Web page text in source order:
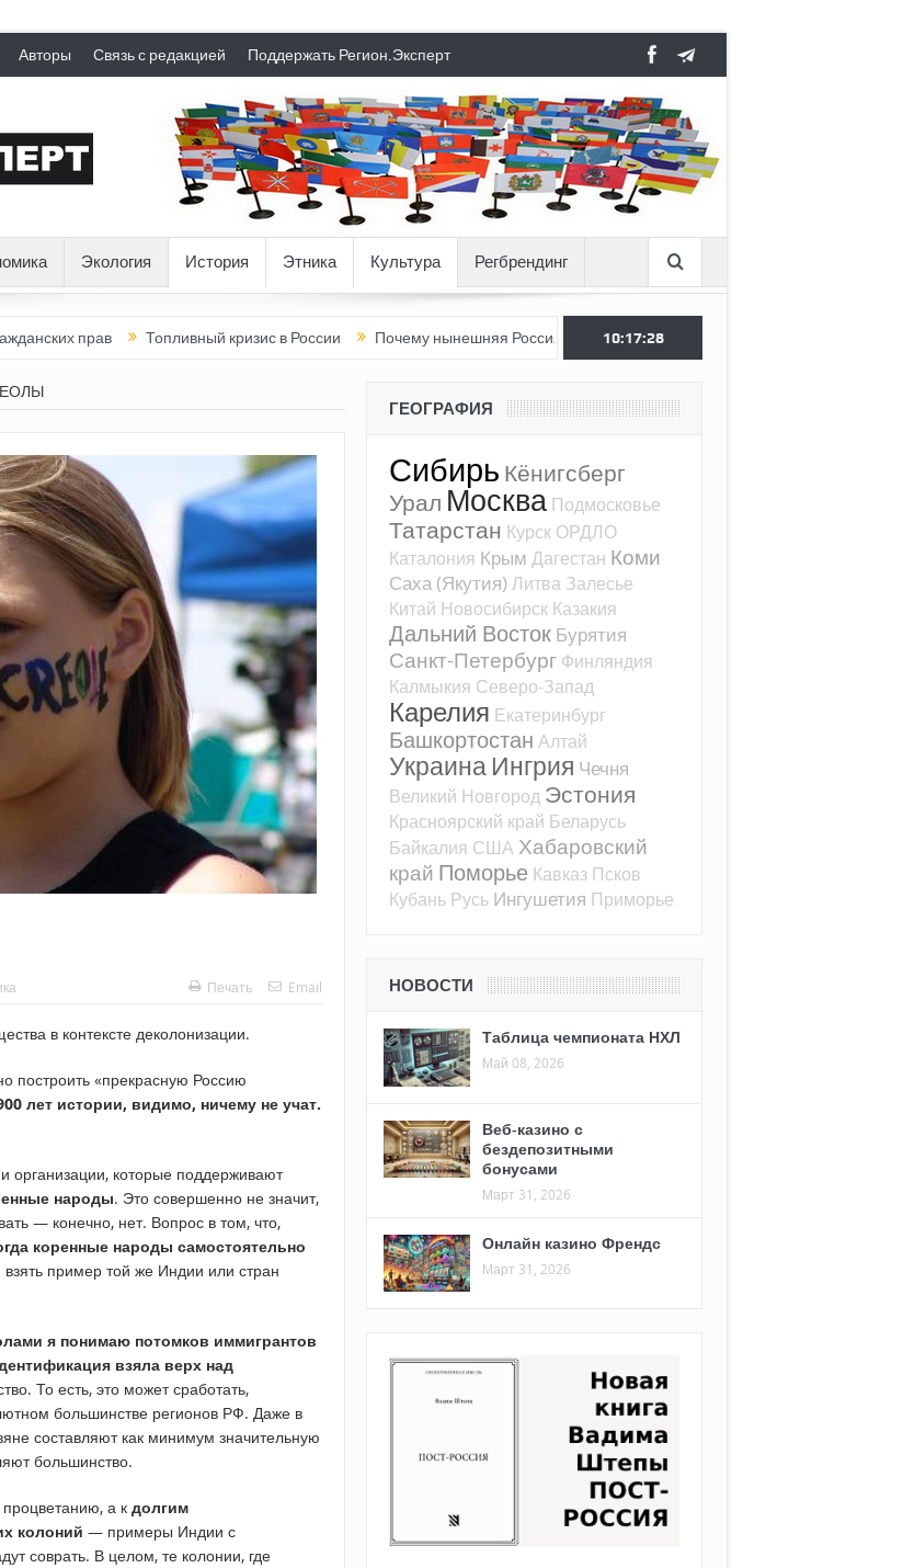
Авторы Связь с редакцией Поддержать Регион.Эксперт
Экология История Этника Культура Регбрендинг
Топливный кризис в России Почему нынешняя Россия стала хуже, чем СССР?
10:17:29
Печать Email
в контексте деколонизации.
построить «прекрасную Россию
лет истории, видимо, ничему не учат.
организации, которые поддерживают
народы. Это совершенно не значит,
— конечно, нет. Вопрос в том, что,
коренные народы самостоятельно
взять пример той же Индии или стран
я понимаю потомков иммигрантов
взяла верх над
То есть, это может сработать,
большинстве регионов РФ. Даже в
составляют как минимум значительную
большинство.
а к долгим
колоний — примеры Индии с
соврать. В целом, те колонии, где
ГЕОГРАФИЯ
Сибирь Кёнигсберг
Урал Москва Подмосковье
Татарстан Курск ОРДЛО
Каталония Крым Дагестан Коми
Саха (Якутия) Литва Залесье
Китай Новосибирск Казакия
Дальний Восток Бурятия
Санкт-Петербург Финляндия
Калмыкия Северо-Запад
Карелия Екатеринбург
Башкортостан Алтай
УкраинаИнгрия Чечня
Великий Новгород Эстония
Красноярский край Беларусь
Байкалия США Хабаровский
край Поморье Кавказ Псков
Кубань Русь Ингушетия Приморье
НОВОСТИ
Таблица чемпионата НХЛ
Май 08, 2026
Веб-казино с
бездепозитными
бонусами
Март 31, 2026
Онлайн казино Френдс
Март 31, 2026